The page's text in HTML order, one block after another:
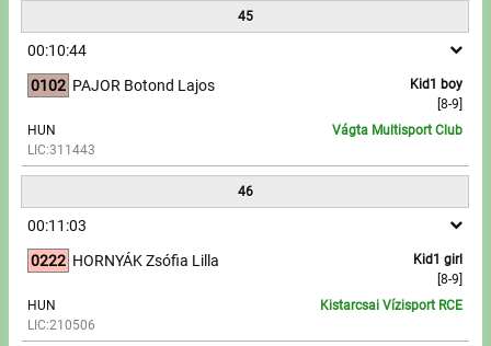
45
00:10:44
0102
Kid1 boy
[8-9]
PAJOR Botond Lajos
HUN
LIC:311443
Vágta Multisport Club
46
00:11:03
0222
Kid1 girl
[8-9]
HORNYÁK Zsófia Lilla
HUN
LIC:210506
Kistarcsai Vízisport RCE